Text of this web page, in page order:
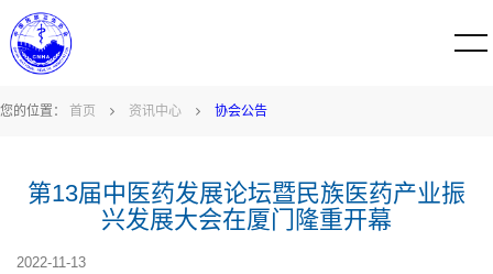
您的位置： 首页 资讯中心 协会公告
第13届中医药发展论坛暨民族医药产业振
兴发展大会在厦门隆重开幕
2022-11-13